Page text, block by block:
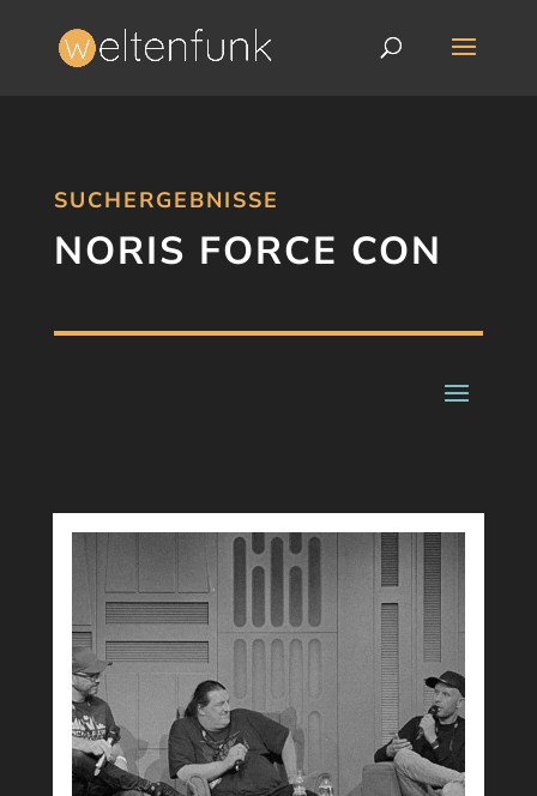
SUCHERGEBNISSE
NORIS FORCE CON